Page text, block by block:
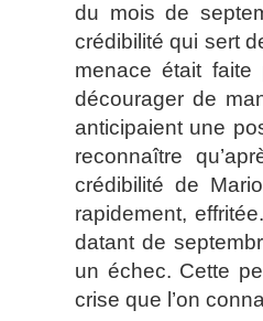
du mois de
crédibilité qui sert
menace était
décourager de
anticipaient une
reconnaître
crédibilité de
rapidement,
datant de
un échec. Cette
crise que l’on